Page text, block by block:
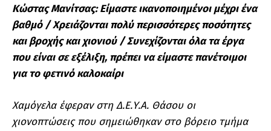
Κώστας Μανίτσας: Είμαστε ικανοποιημένοι μέχρι ένα
βαθμό / Χρειάζονται πολύ περισσότερες ποσότητες
και βροχής και χιονιού / Συνεχίζονται όλα τα έργα
που είναι σε εξέλιξη, πρέπει να είμαστε πανέτοιμοι
για το φετινό καλοκαίρι
Χαμόγελα έφεραν στη Δ.Ε.Υ.Α. Θάσου οι
χιονοπτώσεις που σημειώθηκαν στο βόρειο τμήμα